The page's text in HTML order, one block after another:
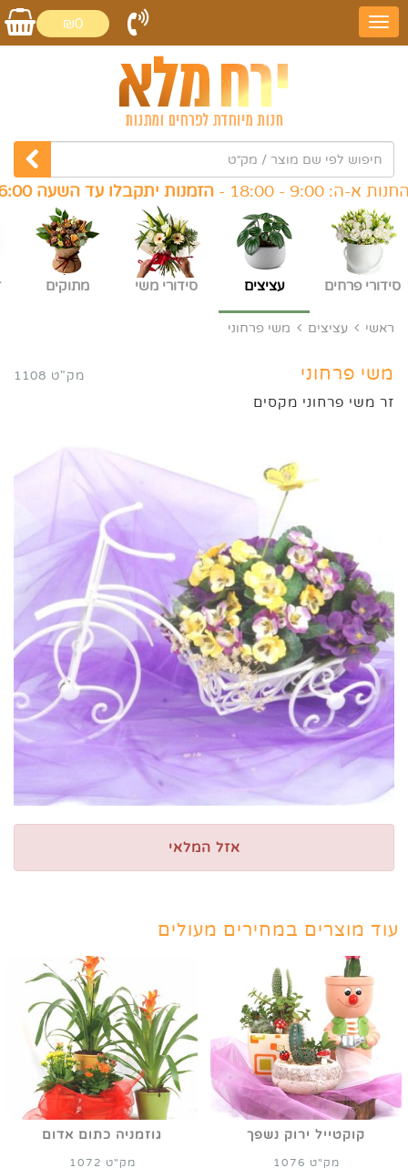
₪0
- 18:00 - הזמנות יתקבלו עד השעה 16:00 , ו׳: 9:00 -
סידורי פרחים עציצים סידורי משי מתוקים
ראשי עציצים משי פרחוני
משי פרחוני מק"ט 1108
זר משי פרחוני מקסים
אזל המלאי
עוד מוצרים במחירים מעולים
קוקטייל ירוק נשפך
מק"ט 1076
גוזמניה כתום אדום
מק"ט 1072